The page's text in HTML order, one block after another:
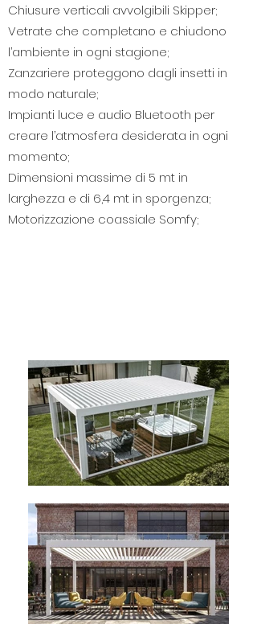
Chiusure verticali avvolgibili Skipper;
Vetrate che completano e chiudono
l’ambiente in ogni stagione;
Zanzariere proteggono dagli insetti in
modo naturale;
Impianti luce e audio Bluetooth per
creare l’atmosfera desiderata in ogni
momento;
Dimensioni massime di 5 mt in
larghezza e di 6,4 mt in sporgenza;
Motorizzazione coassiale Somfy;